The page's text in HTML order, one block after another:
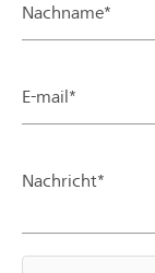
Nachname*
E-mail*
Nachricht*